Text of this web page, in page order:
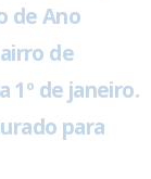
de Ano
de
1º de janeiro.
para